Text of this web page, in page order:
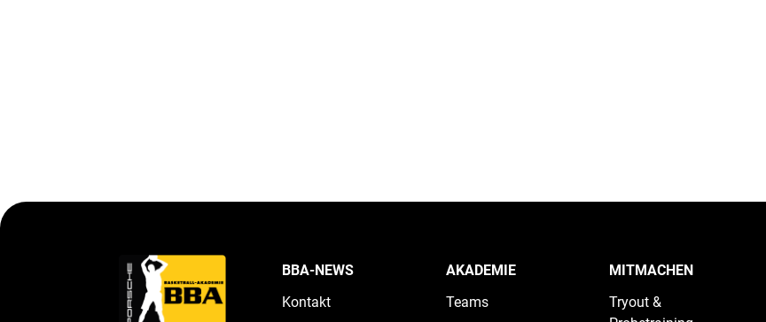
BBA-NEWS
Kontakt
AKADEMIE
Teams
MITMACHEN
Tryout &